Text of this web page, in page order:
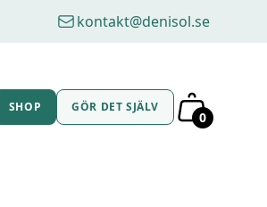
kontakt@denisol.se
SHOP GÖR DET SJÄLV
0